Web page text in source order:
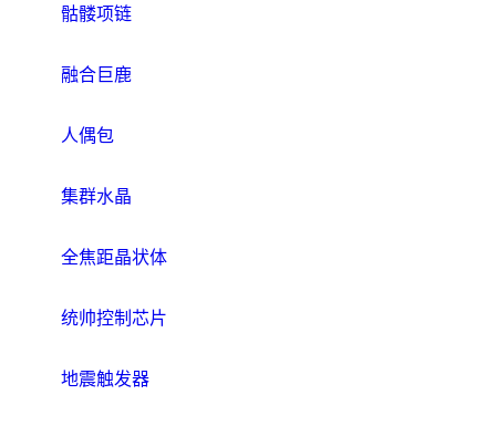
骷髅项链
融合巨鹿
人偶包
集群水晶
全焦距晶状体
统帅控制芯片
地震触发器